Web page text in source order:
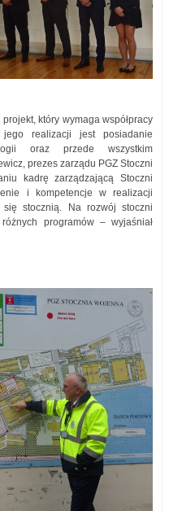
który wymaga współpracy
realizacji jest posiadanie
oraz przede wszystkim
prezes zarządu PGZ Stoczni
kadrę zarządzającą Stoczni
i kompetencje w realizacji
stocznią. Na rozwój stoczni
programów – wyjaśniał